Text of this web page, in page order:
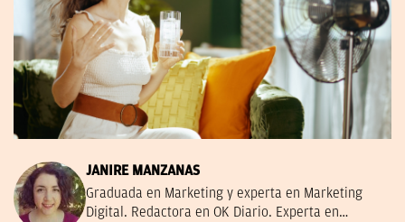
JANIRE MANZANAS
Graduada en Marketing y experta en Marketing
Digital. Redactora en OK Diario. Experta en